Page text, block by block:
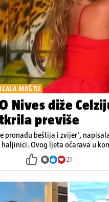
MAŠTU
Nives diže
previše
pronađu beštija i zvijer',
Ovog ljeta očarava u
21